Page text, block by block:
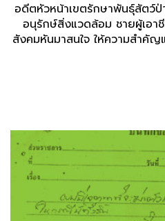
อดีตหัวหน้าเขตรักษาพันธุ์สัตว์
อนุรักษ์สิ่งแวดล้อม ชายผู้เอา
สังคมหันมาสนใจ ให้ความสำคั